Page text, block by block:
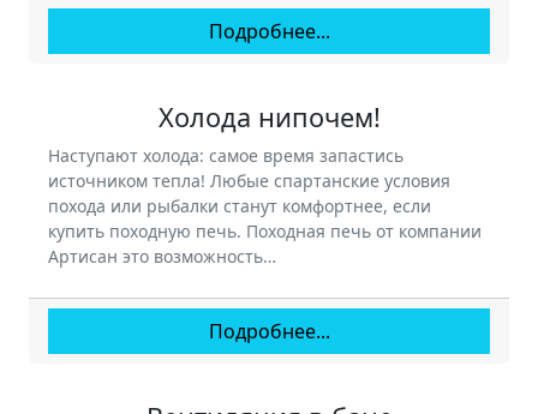
Подробнее...
Холода нипочем!
Наступают холода: самое время запастись
источником тепла! Любые спартанские условия
похода или рыбалки станут комфортнее, если
купить походную печь. Походная печь от компании
Артисан это возможность…
Подробнее...